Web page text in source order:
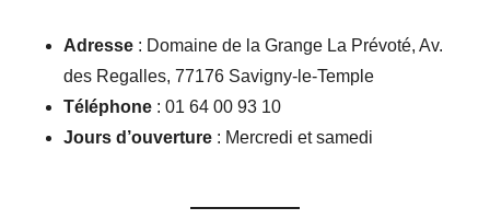
Adresse : Domaine de la Grange La Prévoté, Av.
des Regalles, 77176 Savigny-le-Temple
Téléphone : 01 64 00 93 10
Jours d’ouverture : Mercredi et samedi